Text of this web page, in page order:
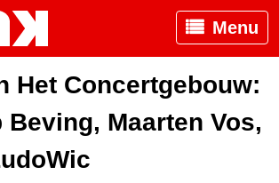
Menu
Het Concertgebouw:
Beving, Maarten Vos,